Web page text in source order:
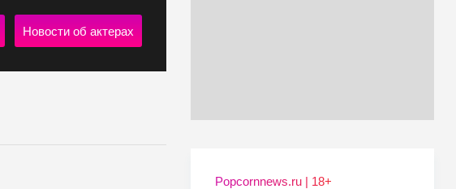
Новости об актерах
Popcornnews.ru | 18+